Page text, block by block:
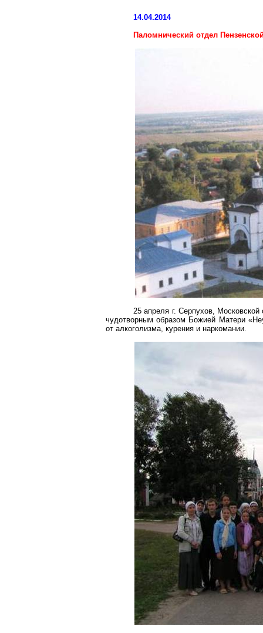
14.04.2014
Паломнический отдел
25 апреля г. Серпухов,
чудотворным образом Божией Матери
от алкоголизма, курения и наркомании.